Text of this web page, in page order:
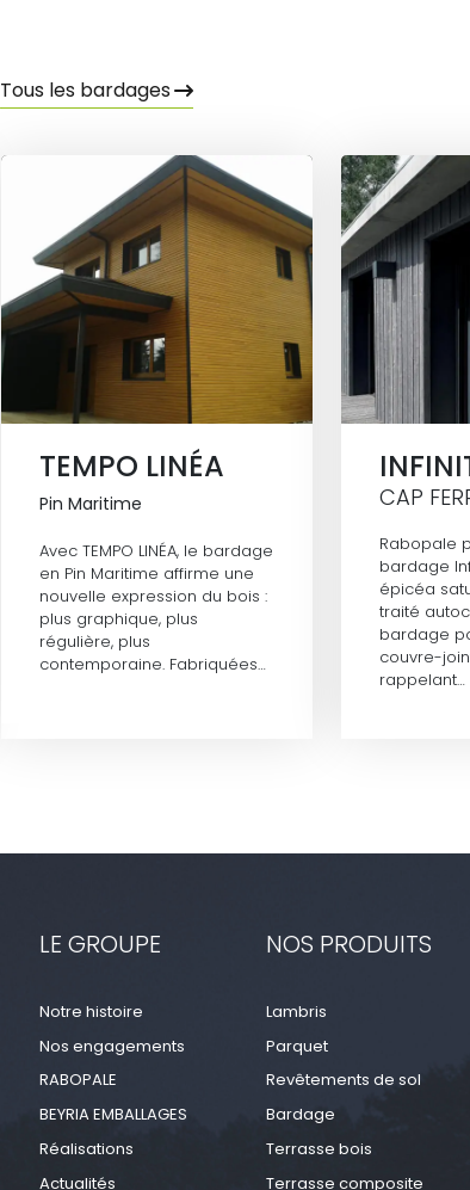
Tous les bardages
TEMPO LINÉA
Pin Maritime
Avec TEMPO LINÉA, le bardage
en Pin Maritime affirme une
nouvelle expression du bois :
plus graphique, plus
régulière, plus
contemporaine. Fabriquées…
CAP
Rabopale
bardage
épicéa
traité
bardage
couvre-
rappelant…
LE GROUPE
Notre histoire
Nos engagements
RABOPALE
BEYRIA EMBALLAGES
Réalisations
Actualités
NOS PRODUITS
Lambris
Parquet
Revêtements de sol
Bardage
Terrasse bois
Terrasse composite